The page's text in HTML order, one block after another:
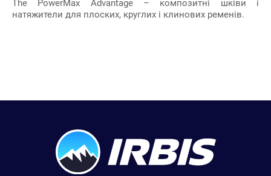
The PowerMax Advantage – композитні шківи і
натяжители для плоских, круглих і клинових ременів.